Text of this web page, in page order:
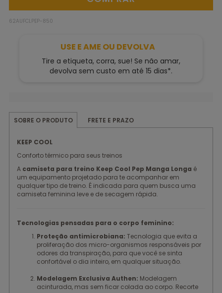
62AUFCLPEP-850
USE E AME OU DEVOLVA
Tire a etiqueta, corra, sue! Se não amar,
devolva sem custo em até 15 dias*.
SOBRE O PRODUTO FRETE E PRAZO
KEEP COOL
Conforto térmico para seus treinos
A camiseta para treino Keep Cool Pep Manga Longa é
um equipamento projetado para te acompanhar em
qualquer tipo de treino. É indicada para quem busca uma
camiseta feminina leve e de secagem rápida.
Tecnologias pensadas para o corpo feminino:
Proteção antimicrobiana: Tecnologia que evita a
proliferação dos micro-organismos responsáveis por
odores da transpiração, para que você se sinta
confortável o dia inteiro, em qualquer situação.
Modelagem Exclusiva Authen: Modelagem
acinturada, mas sem ficar colada ao corpo. Recorte